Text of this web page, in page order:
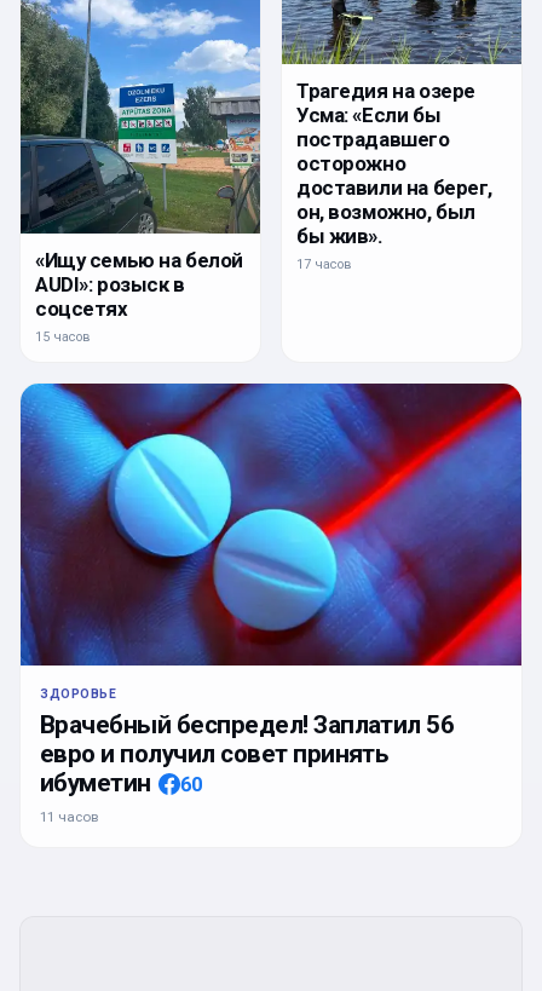
«Ищу семью на белой
AUDI»: розыск в
соцсетях
15 часов
Трагедия на озере
Усма: «Если бы
пострадавшего
осторожно
доставили на берег,
он, возможно, был
бы жив».
17 часов
ЗДОРОВЬЕ
Врачебный беспредел! Заплатил 56
евро и получил совет принять
ибуметин
60
11 часов